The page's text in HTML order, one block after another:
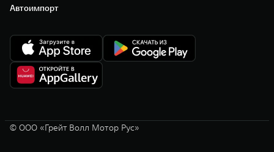
Автоимпорт
© ООО «Грейт Волл Мотор Рус»